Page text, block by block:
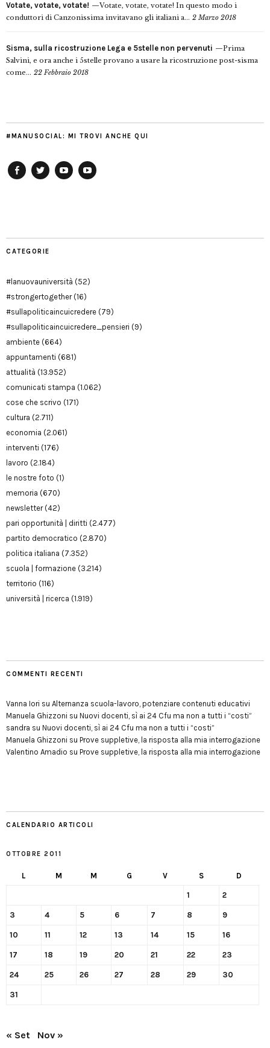
Votate, votate, votate!
Votate, votate, votate! In questo modo i
conduttori di Canzonissima invitavano gli italiani a... 2 Marzo 2018
Sisma, sulla ricostruzione Lega e 5stelle non pervenuti
Prima
Salvini, e ora anche i 5stelle provano a usare la ricostruzione post-sisma
come... 22 Febbraio 2018
#MANUSOCIAL: MI TROVI ANCHE QUI
CATEGORIE
#lanuovauniversità (52)
#strongertogether(16)
#sullapoliticaincuicredere (79)
#sullapoliticaincuicredere_pensieri (9)
ambiente (664)
appuntamenti (681)
attualità (13.952)
comunicati stampa (1.062)
cose che scrivo (171)
cultura (2.711)
economia (2.061)
interventi (176)
lavoro (2.184)
le nostre foto (1)
memoria (670)
newsletter(42)
pari opportunità | diritti (2.477)
partito democratico (2.870)
politica italiana (7.352)
scuola | formazione (3.214)
territorio (116)
università | ricerca (1.919)
COMMENTI RECENTI
Vanna Iori su Alternanza scuola-lavoro, potenziare contenuti educativi
Manuela Ghizzoni su Nuovi docenti, sì ai 24 Cfu ma non a tutti i “costi”
sandra su Nuovi docenti, sì ai 24 Cfu ma non a tutti i “costi”
Manuela Ghizzoni su Prove suppletive, la risposta alla mia interrogazione
Valentino Amadio su Prove suppletive, la risposta alla mia interrogazione
CALENDARIO ARTICOLI
OTTOBRE 2011
L M M G V S D
1 2
3 4 5 6 7 8 9
10 11 12 13 14 15 16
17 18 19 20 21 22 23
24 25 26 27 28 29 30
31
« Set Nov »